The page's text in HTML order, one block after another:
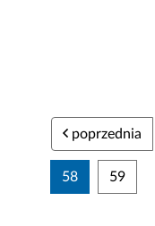
poprzednia
58 59